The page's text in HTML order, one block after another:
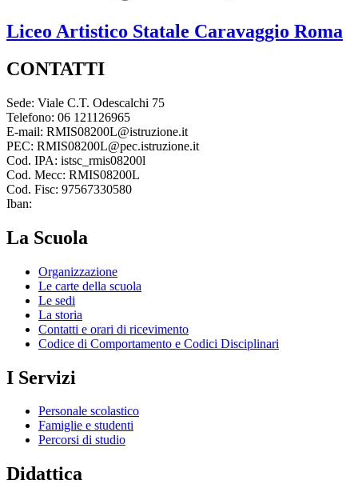
Liceo Artistico Statale Caravaggio Roma
CONTATTI
Sede: Viale C.T. Odescalchi 75
Telefono: 06 121126965
E-mail: RMIS08200L@istruzione.it
PEC: RMIS08200L@pec.istruzione.it
Cod. IPA: istsc_rmis08200l
Cod. Mecc: RMIS08200L
Cod. Fisc: 97567330580
Iban:
La Scuola
Organizzazione
Le carte della scuola
Le sedi
La storia
Contatti e orari di ricevimento
Codice di Comportamento e Codici Disciplinari
I Servizi
Personale scolastico
Famiglie e studenti
Percorsi di studio
Didattica